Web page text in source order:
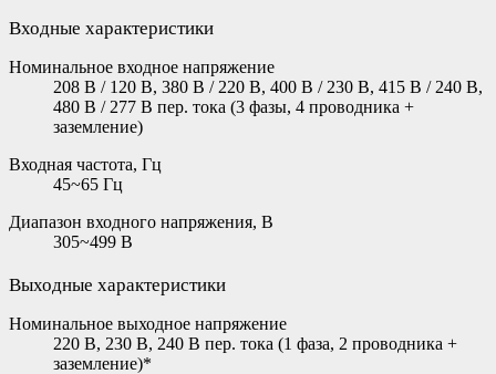
Входные характеристики
Номинальное входное напряжение
208 В / 120 В, 380 В / 220 В, 400 В / 230 В, 415 В / 240 В,
480 В / 277 В пер. тока (3 фазы, 4 проводника +
заземление)
Входная частота, Гц
45~65 Гц
Диапазон входного напряжения, В
305~499 B
Выходные характеристики
Номинальное выходное напряжение
220 В, 230 В, 240 В пер. тока (1 фаза, 2 проводника +
заземление)*